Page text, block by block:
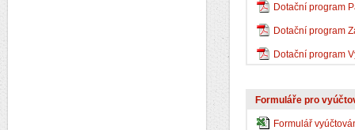
Dotační program
Dotační program
Dotační program
Formuláře pro
Formulář